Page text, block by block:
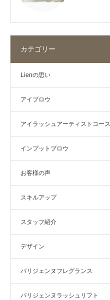
カテゴリー
Lienの思い
アイブロウ
アイラッシュアーティストコース
インプットブロウ
お客様の声
スキルアップ
スタッフ紹介
デザイン
パリジェンヌフレグランス
パリジェンヌラッシュリフト